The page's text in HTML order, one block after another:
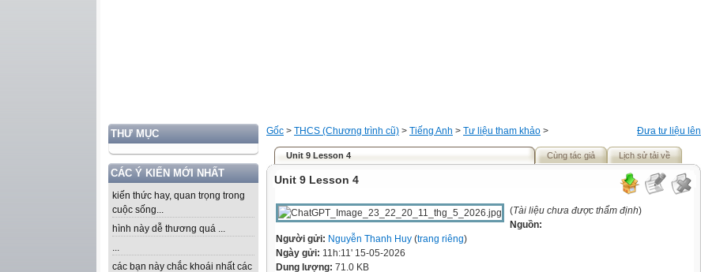
THƯ MỤC
CÁC Ý KIẾN MỚI NHẤT
kiến thức hay, quan trọng trong
cuộc sống...
hình này dễ thương quá ...
...
các bạn này chắc khoái nhất các
Đưa tư liệu lên
Gốc > THCS (Chương trình cũ) > Tiếng Anh > Tư liệu tham khảo >
Unit 9 Lesson 4 Cùng tác giả Lịch sử tải về
Unit 9 Lesson 4
(Tài liệu chưa được thẩm định)
Nguồn:
Người gửi: Nguyễn Thanh Huy (trang riêng)
Ngày gửi: 11h:11' 15-05-2026
Dung lượng: 71.0 KB